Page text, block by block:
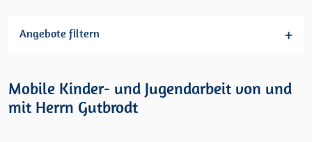
Angebote filtern
Mobile Kinder- und Jugendarbeit von und
mit Herrn Gutbrodt